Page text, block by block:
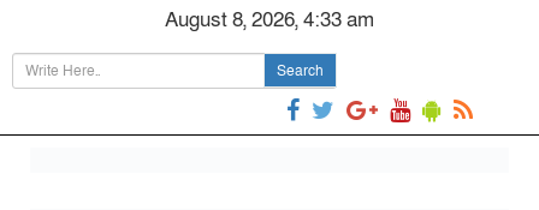
August 8, 2026, 4:33 am
Search